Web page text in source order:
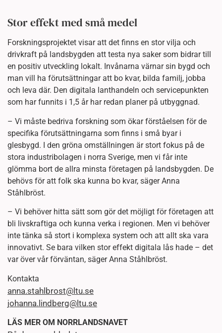
Stor effekt med små medel
Forskningsprojektet visar att det finns en stor vilja och
drivkraft på landsbygden att testa nya saker som bidrar till
en positiv utveckling lokalt. Invånarna värnar sin bygd och
man vill ha förutsättningar att bo kvar, bilda familj, jobba
och leva där. Den digitala lanthandeln och servicepunkten
som har funnits i 1,5 år har redan planer på utbyggnad.
– Vi måste bedriva forskning som ökar förståelsen för de
specifika förutsättningarna som finns i små byar i
glesbygd. I den gröna omställningen är stort fokus på de
stora industribolagen i norra Sverige, men vi får inte
glömma bort de allra minsta företagen på landsbygden. De
behövs för att folk ska kunna bo kvar, säger Anna
Ståhlbröst.
– Vi behöver hitta sätt som gör det möjligt för företagen att
bli livskraftiga och kunna verka i regionen. Men vi behöver
inte tänka så stort i komplexa system och att allt ska vara
innovativt. Se bara vilken stor effekt digitala lås hade – det
var över vår förväntan, säger Anna Ståhlbröst.
Kontakta
anna.stahlbrost@ltu.se
johanna.lindberg@ltu.se
LÄS MER OM NORRLANDSNAVET